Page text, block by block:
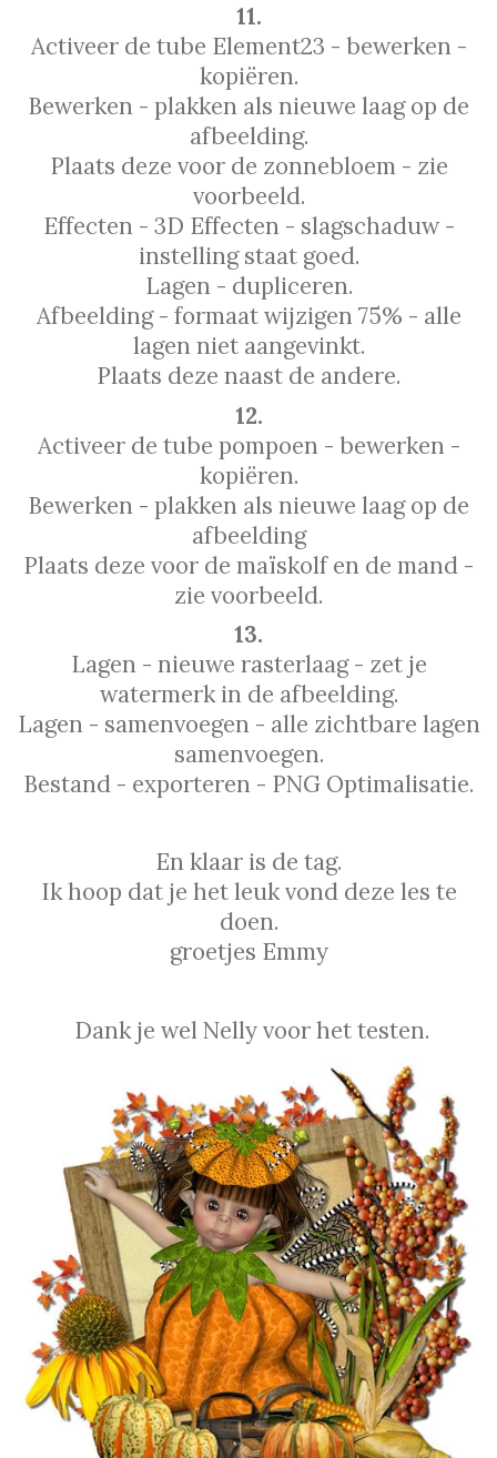
11.
Activeer de tube Element23 - bewerken -
kopiëren.
Bewerken - plakken als nieuwe laag op de
afbeelding.
Plaats deze voor de zonnebloem - zie
voorbeeld.
Effecten - 3D Effecten - slagschaduw -
instelling staat goed.
Lagen - dupliceren.
Afbeelding - formaat wijzigen 75% - alle
lagen niet aangevinkt.
Plaats deze naast de andere.
12.
Activeer de tube pompoen - bewerken -
kopiëren.
Bewerken - plakken als nieuwe laag op de
afbeelding
Plaats deze voor de maïskolf en de mand -
zie voorbeeld.
13.
Lagen - nieuwe rasterlaag - zet je
watermerk in de afbeelding.
Lagen - samenvoegen - alle zichtbare lagen
samenvoegen.
Bestand - exporteren - PNG Optimalisatie.
En klaar is de tag.
Ik hoop dat je het leuk vond deze les te
doen.
groetjes Emmy
Dank je wel Nelly voor het testen.